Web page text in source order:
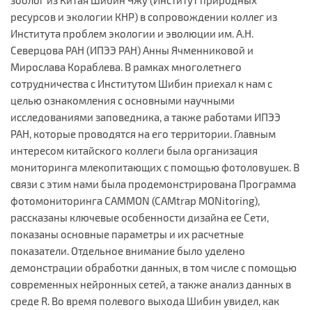
ресурсов и экологии КНР) в сопровождении коллег из
Института проблем экологии и эволюции им. А.Н.
Северцова РАН (ИПЭЭ РАН) Анны Ячменниковой и
Мирослава Кораблева. В рамках многолетнего
сотрудничества с Институтом Шибин приехал к нам с
целью ознакомления с основными научными
исследованиями заповедника, а также работами ИПЭЭ
РАН, которые проводятся на его территории. Главным
интересом китайского коллеги была организация
мониторинга млекопитающих с помощью фотоловушек. В
связи с этим нами была продемонстрирована Программа
фотомониторинга CAMMON (CAMtrap MONitoring),
рассказаны ключевые особенности дизайна ее Сети,
показаны основные параметры и их расчетные
показатели. Отдельное внимание было уделено
демонстрации обработки данных, в том числе с помощью
современных нейронных сетей, а также анализ данных в
среде R. Во время полевого выхода Шибин увидел, как